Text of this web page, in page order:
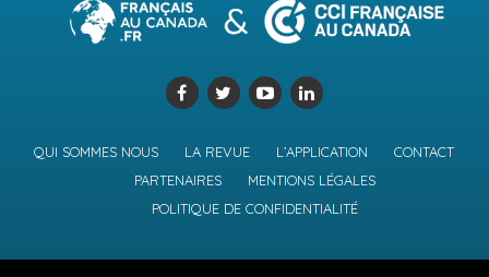
QUI SOMMES NOUS LA REVUE L’APPLICATION
CONTACT
PARTENAIRES
MENTIONS LÉGALES
POLITIQUE DE CONFIDENTIALITÉ